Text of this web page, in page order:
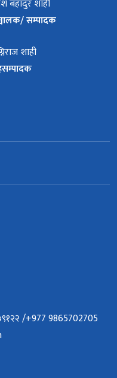
बहादुर शाही
सम्पादक
शाही
/+977 9865702705